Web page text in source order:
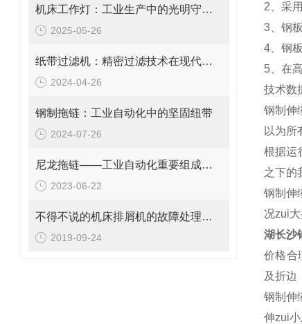
机床工作灯：工业生产中的光明守护者
2025-05-26
纸带过滤机：精密过滤技术在现代工业中的应用与价值
2024-04-26
钢制拖链：工业自动化中的坚固纽带
2024-07-26
尼龙拖链——工业自动化重要组成部分
2023-06-22
不得不说的机床排屑机的故障处理方法
2019-09-24
2、采
3、钢
4、钢
5、在
技术数
钢制伸
以为所
根据运
之下的
钢制伸
况zui
湖长沙
价格合
及折边
钢制伸
伸zui